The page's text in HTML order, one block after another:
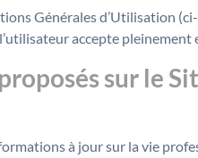
Générales d’Utilisation
accepte
sur le
à jour sur la vie